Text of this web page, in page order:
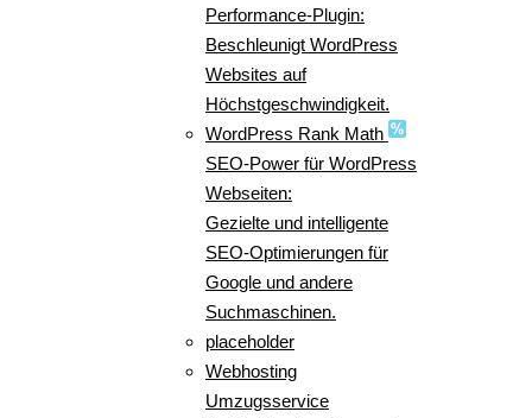
Performance-Plugin:
Beschleunigt WordPress
Websites auf
Höchstgeschwindigkeit.
WordPress Rank Math
SEO-Power für WordPress
Webseiten:
Gezielte und intelligente
SEO-Optimierungen für
Google und andere
Suchmaschinen.
placeholder
Webhosting
Umzugsservice